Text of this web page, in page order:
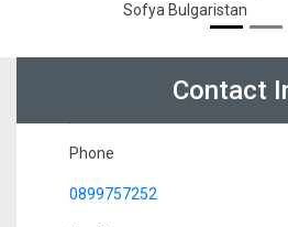
Sofya Bulgaristan
Contact
Phone
0899757252